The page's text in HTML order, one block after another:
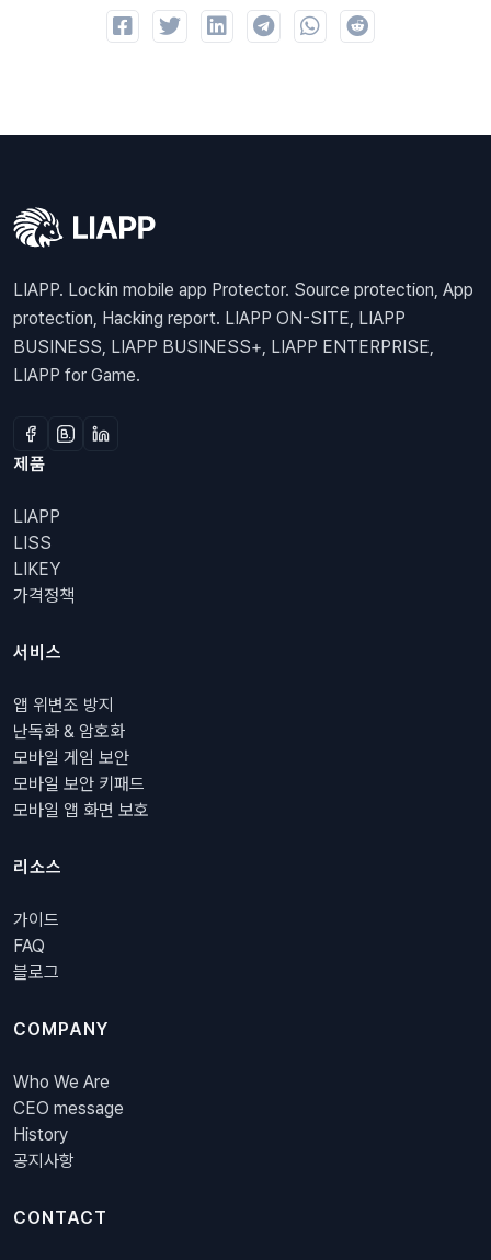
LIAPP. Lockin mobile app Protector. Source protection, App
protection, Hacking report. LIAPP ON-SITE, LIAPP
BUSINESS, LIAPP BUSINESS+, LIAPP ENTERPRISE,
LIAPP for Game.
제품
LIAPP
LISS
LIKEY
가격정책
서비스
앱 위변조 방지
난독화 & 암호화
모바일 게임 보안
모바일 보안 키패드
모바일 앱 화면 보호
리소스
가이드
FAQ
블로그
COMPANY
Who We Are
CEO message
History
공지사항
CONTACT